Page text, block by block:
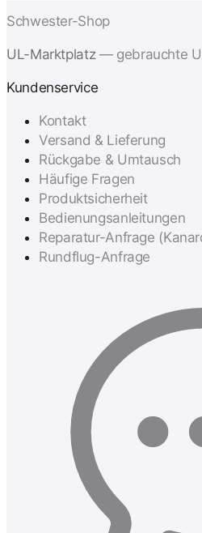
Schwester-Shop
UL-Marktplatz — gebrauchte
Kundenservice
Kontakt
Versand & Lieferung
Rückgabe & Umtausch
Häufige Fragen
Produktsicherheit
Bedienungsanleitungen
Reparatur-Anfrage
Rundflug-Anfrage